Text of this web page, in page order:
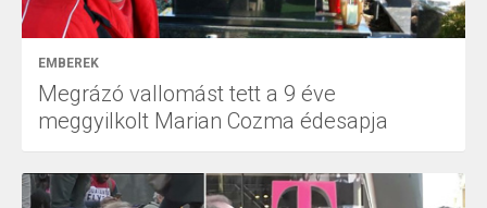
EMBEREK
Megrázó vallomást tett a 9 éve
meggyilkolt Marian Cozma édesapja